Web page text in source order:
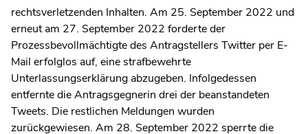
rechtsverletzenden Inhalten. Am 25. September 2022 und
erneut am 27. September 2022 forderte der
Prozessbevollmächtigte des Antragstellers Twitter per E-
Mail erfolglos auf, eine strafbewehrte
Unterlassungserklärung abzugeben. Infolgedessen
entfernte die Antragsgegnerin drei der beanstandeten
Tweets. Die restlichen Meldungen wurden
zurückgewiesen. Am 28. September 2022 sperrte die